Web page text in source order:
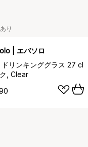
り
| エバソロ
リンキンググラス 27 cl
, Clear